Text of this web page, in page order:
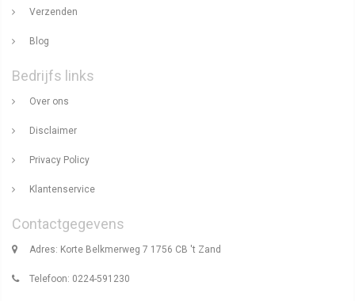
Verzenden
Blog
Bedrijfs links
Over ons
Disclaimer
Privacy Policy
Klantenservice
Contactgegevens
Adres: Korte Belkmerweg 7 1756 CB 't Zand
Telefoon: 0224-591230